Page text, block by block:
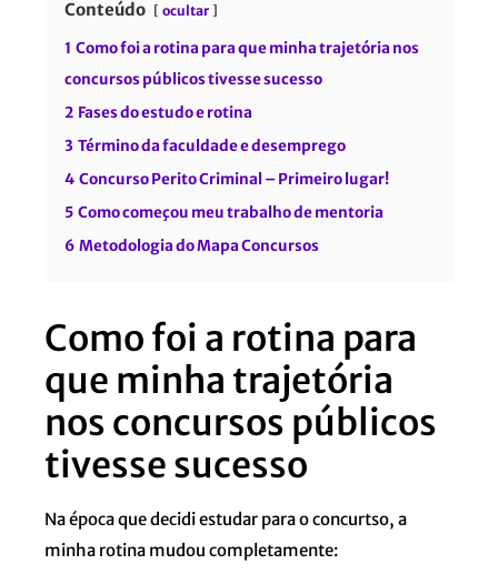
Conteúdo ocultar
1 Como foi a rotina para que minha trajetória nos
concursos públicos tivesse sucesso
2 Fases do estudo e rotina
3 Término da faculdade e desemprego
4 Concurso Perito Criminal – Primeiro lugar!
5 Como começou meu trabalho de mentoria
6 Metodologia do Mapa Concursos
Como foi a rotina para
que minha trajetória
nos concursos públicos
tivesse sucesso
Na época que decidi estudar para o concurtso, a
minha rotina mudou completamente: